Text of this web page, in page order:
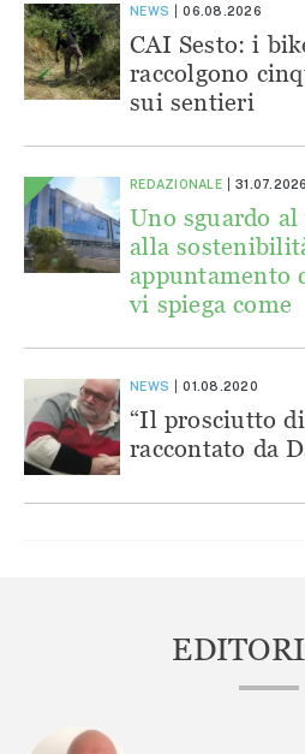
NEWS 06.08.2026
CAI Sesto: i
raccolgono
sui sentieri
REDAZIONALE 31.07.2026
Uno sguardo
alla
appuntamento
vi spiega come
NEWS 01.08.2020
“Il prosciutto
raccontato da